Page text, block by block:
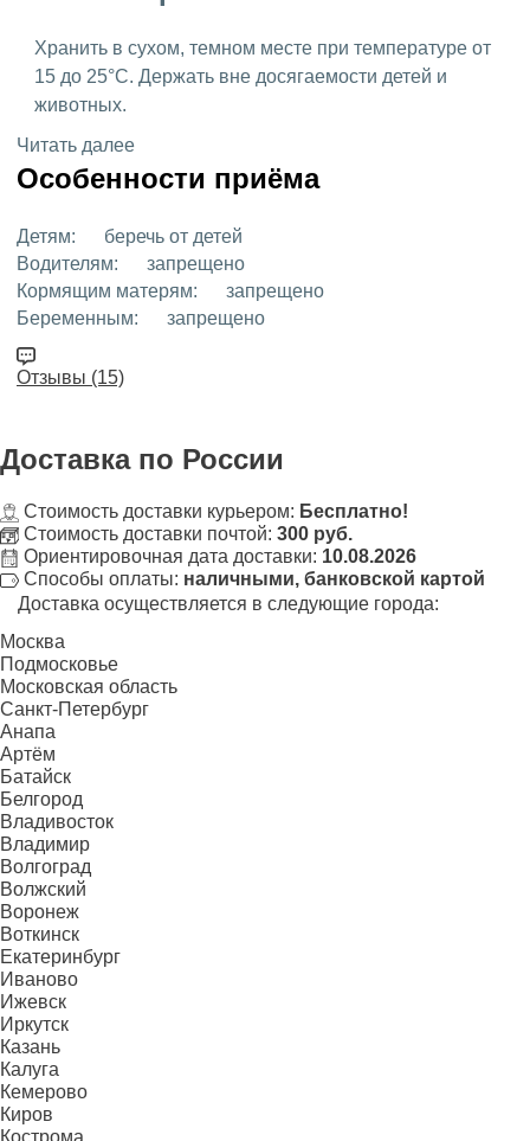
Хранить в сухом, темном месте при температуре от
15 до 25°C. Держать вне досягаемости детей и
животных.
Читать далее
Особенности приёма
Детям:
беречь от детей
Водителям:
запрещено
Кормящим матерям:
запрещено
Беременным:
запрещено
Отзывы (15)
Доставка по России
Стоимость доставки курьером: Бесплатно!
Стоимость доставки почтой: 300 руб.
Ориентировочная дата доставки: 10.08.2026
Способы оплаты: наличными, банковской картой
Доставка осуществляется в следующие города:
Москва
Подмосковье
Московская область
Санкт-Петербург
Анапа
Артём
Батайск
Белгород
Владивосток
Владимир
Волгоград
Волжский
Воронеж
Воткинск
Екатеринбург
Иваново
Ижевск
Иркутск
Казань
Калуга
Кемерово
Киров
Кострома